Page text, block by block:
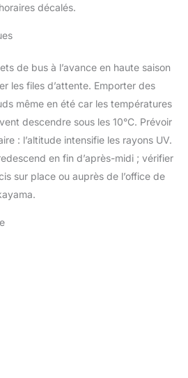
décalés.
de bus à l’avance en haute saison
les files d’attente. Emporter des
même en été car les températures
descendre sous les 10°C. Prévoir
: l’altitude intensifie les rayons UV.
en fin d’après-midi ; vérifier
sur place ou auprès de l’office de